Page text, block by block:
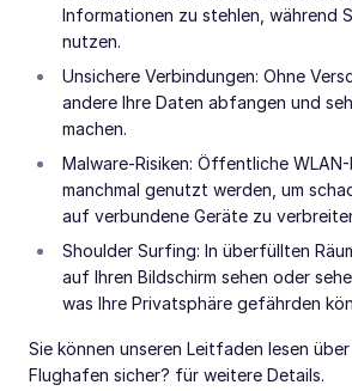
Informationen zu stehlen, während
nutzen.
Unsichere Verbindungen: Ohne
andere Ihre Daten abfangen und
machen.
Malware-Risiken: Öffentliche
manchmal genutzt werden, um
auf verbundene Geräte zu
Shoulder Surfing: In überfüllten
auf Ihren Bildschirm sehen oder
was Ihre Privatsphäre gefährden
Sie können unseren Leitfaden lesen über
Flughafen sicher? für weitere Details.